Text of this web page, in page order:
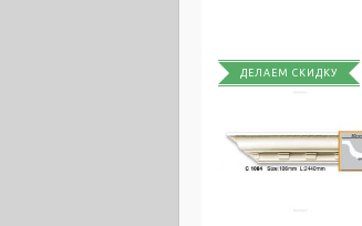
ДЕЛАЕМ СКИДКУ